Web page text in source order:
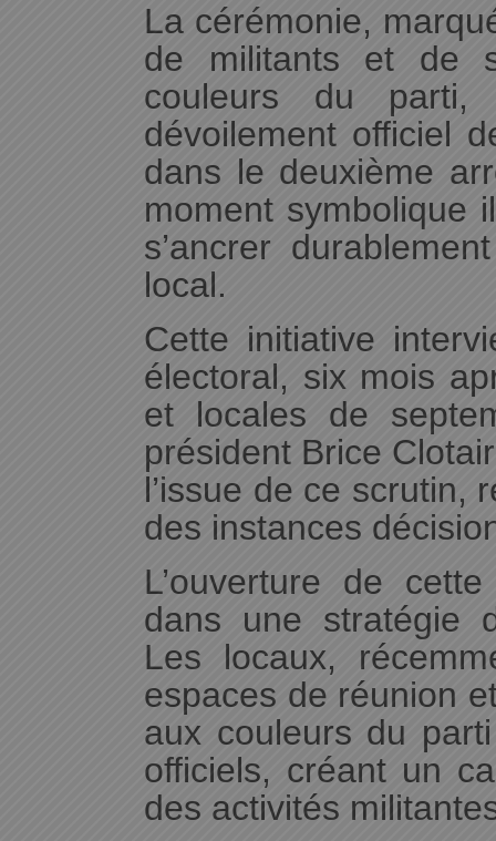
La cérémonie,
de militants et de
couleurs du
dévoilement officiel
dans le deuxième
moment symbolique
s’ancrer
local.
Cette initiative
électoral, six mois
et locales de
président Brice
l’issue de ce scrutin,
des instances
L’ouverture de
dans une stratégie
Les locaux,
espaces de réunion
aux couleurs du
officiels, créant un
des activités